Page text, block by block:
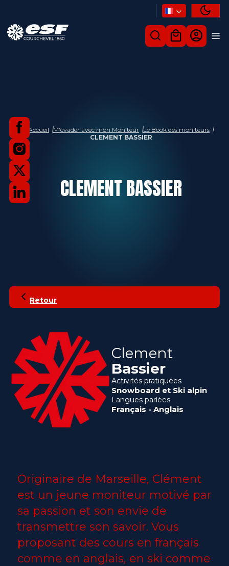
Accueil M'évader avec mon Moniteur Le Book des moniteurs
CLEMENT BASSIER
CLEMENTBASSIER
Retour
Clement
Bassier
Activités pratiquées
Snowboard et Ski alpin
Langues parlées
Français - Anglais
Originaire de Marseille, Clément
est un jeune moniteur motivé par
sa passion et son envie de
transmettre son savoir. Vous
proposant des cours en français
comme en anglais, en ski comme